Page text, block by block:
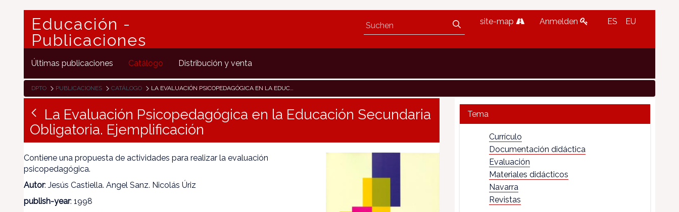
Educación -
Publicaciones
site-map Anmelden ES EU
Últimas publicaciones Catálogo Distribución y venta
DPTO PUBLICACIONES CATÁLOGO LA EVALUACIÓN PSICOPEDAGÓGICA EN LA EDUCACIÓN SECUNDARIA OBLIGATORIA. EJEMPLIFICACIÓN
La Evaluación Psicopedagógica en la Educación Secundaria
Obligatoria. Ejemplificación
Contiene una propuesta de actividades para realizar la evaluación
psicopedagógica.
Autor: Jesús Castiella. Angel Sanz. Nicolás Úriz
publish-year: 1998
Tema
Currículo
Documentación didáctica
Evaluación
Materiales didácticos
Navarra
Revistas